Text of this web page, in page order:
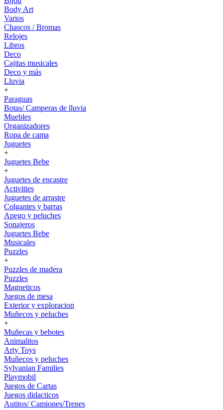
Body Art
Varios
Chascos / Bromas
Relojes
Libros
Deco
Cajitas musicales
Deco y más
Lluvia
+
Paraguas
Botas/ Camperas de lluvia
Muebles
Organizadores
Ropa de cama
Juguetes
+
Juguetes Bebe
+
Juguetes de encastre
Activities
Juguetes de arrastre
Colgantes y barras
Apego y peluches
Sonajeros
Juguetes Bebe
Musicales
Puzzles
+
Puzzles de madera
Puzzles
Magneticos
Juegos de mesa
Exterior y exploracion
Muñecos y peluches
+
Muñecas y bebotes
Animalitos
Arty Toys
Muñecos y peluches
Sylvanian Families
Playmobil
Juegos de Cartas
Juegos didacticos
Autitos/ Camiones/Trenes